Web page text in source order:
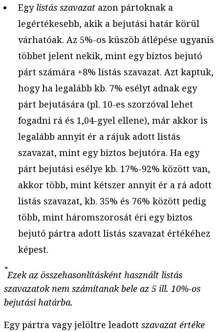
Egy listás szavazatazon pártoknak a
legértékesebb, akik a bejutási határ körül
várhatóak. Az 5%-os küszöb átlépése ugyanis
többet jelent nekik, mint egy biztos bejutó
párt számára +8% listás szavazat. Azt kaptuk,
hogy ha legalább kb. 7% esélyt adnak egy
párt bejutására (pl. 10-es szorzóval lehet
fogadni rá és 1,04-gyel ellene), már akkor is
legalább annyit ér a rájuk adott listás
szavazat, mint egy biztos bejutóra. Ha egy
párt bejutási esélye kb. 17%-92% között van,
akkor több, mint kétszer annyit ér a rá adott
listás szavazat, kb. 35% és 76% között pedig
több, mint háromszorosát éri egy biztos
bejutó pártra adott listás szavazat értékéhez
képest.
*Ezek az összehasonlításként használt listás
szavazatok nem számítanak bele az 5 ill. 10%-os
bejutási határba.
Egy pártra vagy jelöltre leadott szavazat értéke